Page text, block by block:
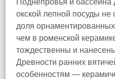
Поднепровья и
окской лепной посуды
доля
чем в роменской
тождественны и
Древности ранних
особенностям —